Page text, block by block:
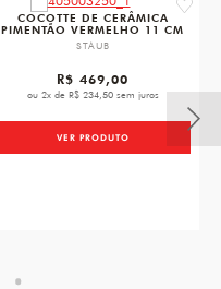
COCOTTE DE CERÂMICA
PIMENTÃO VERMELHO 11 CM
STAUB
R$ 469,00
ou 2x de R$ 234,50 sem juros
VER PRODUTO